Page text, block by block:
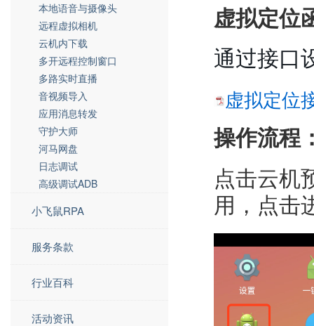
本地语音与摄像头
远程虚拟相机
云机内下载
多开远程控制窗口
多路实时直播
音视频导入
应用消息转发
守护大师
河马网盘
日志调试
高级调试ADB
小飞鼠RPA
服务条款
行业百科
活动资讯
虚拟定位
通过接口
虚拟定位
操作流程
点击云机
用，点击